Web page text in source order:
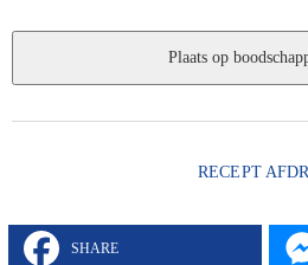
RECEPT
SHARE